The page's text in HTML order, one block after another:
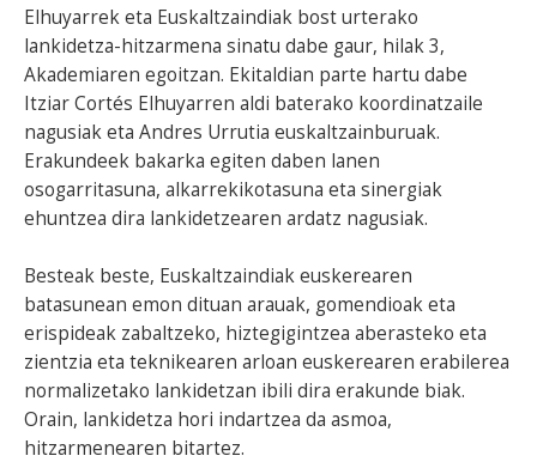
Elhuyarrek eta Euskaltzaindiak bost urterako
lankidetza-hitzarmena sinatu dabe gaur, hilak 3,
Akademiaren egoitzan. Ekitaldian parte hartu dabe
Itziar Cortés Elhuyarren aldi baterako koordinatzaile
nagusiak eta Andres Urrutia euskaltzainburuak.
Erakundeek bakarka egiten daben lanen
osogarritasuna, alkarrekikotasuna eta sinergiak
ehuntzea dira lankidetzearen ardatz nagusiak.
Besteak beste, Euskaltzaindiak euskerearen
batasunean emon dituan arauak, gomendioak eta
erispideak zabaltzeko, hiztegigintzea aberasteko eta
zientzia eta teknikearen arloan euskerearen erabilerea
normalizetako lankidetzan ibili dira erakunde biak.
Orain, lankidetza hori indartzea da asmoa,
hitzarmenearen bitartez.